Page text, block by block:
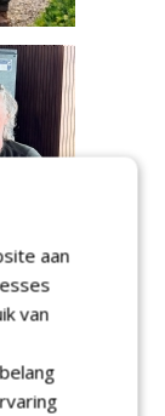
aan
van